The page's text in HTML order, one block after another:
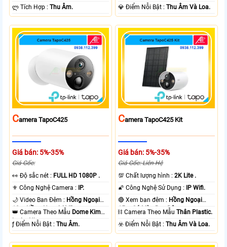
️ლ Tích Hợp :Thu Âm. ️💎 Điểm Nỗi Bật :Thu Âm Và Loa.
CAmera TapoC425
Giá bán: 5%-35%
Giá Gốc:
️👀 Độ sắc nét : FULL HD 1080P .
⚜️ Công Nghệ Camera : IP.
🌙 Video Ban Đêm : Hồng Ngoại
10m Hồng Ngoại SMD.
👑 Camera Theo Mẫu Dome Kim
loại + Nhựa.
️ƒ Điểm Nỗi Bật :Thu Âm.
CAmera TapoC425 Kit
Giá bán: 5%-35%
Giá Gốc: Liên Hệ
💯 Chất lượng hình :2K Lite .
🌠 Công Nghệ Sử Dụng : IP Wifi.
🔴 Xem ban đêm : Hồng Ngoại
15m Có Màu Ban Ðêm.
⛓ Camera Theo MẫuThân Plastic.
️☣️ Điểm Nỗi Bật :Thu Âm Và Loa.